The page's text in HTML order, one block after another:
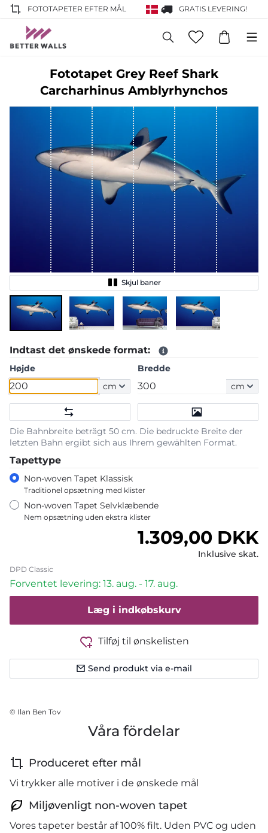
FOTOTAPETER EFTER MÅL GRATIS LEVERING!
Fototapet Grey Reef Shark
Carcharhinus Amblyrhynchos
Skjul baner
Indtast det ønskede format:
Højde
cm
Bredde
cm
Die Bahnbreite beträgt 50 cm. Die bedruckte Breite der
letzten Bahn ergibt sich aus Ihrem gewählten Format.
Tapettype
Non-woven Tapet Klassisk
Traditionel opsætning med klister
Non-woven Tapet Selvklæbende
Nem opsætning uden ekstra klister
Normalpris
1.309,00 DKK
Inklusive skat.
DPD Classic
Forventet levering: 13. aug. - 17. aug.
Læg i indkøbskurv
Tilføj til ønskelisten
Send produkt via e-mail
© Ilan Ben Tov
Våra fördelar
Produceret efter mål
Vi trykker alle motiver i de ønskede mål
Miljøvenligt non-woven tapet
Vores tapeter består af 100% filt. Uden PVC og uden